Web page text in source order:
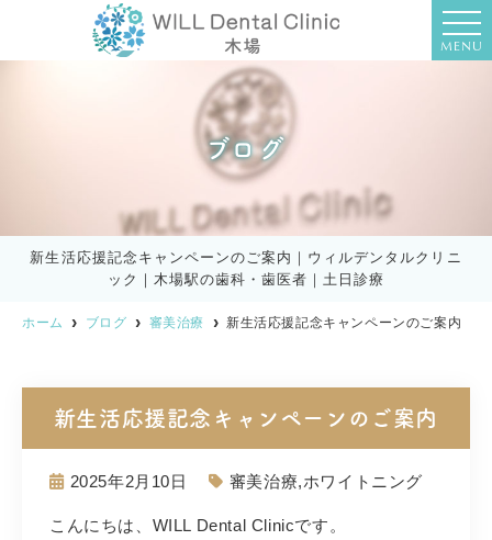
MENU
ブログ
新生活応援記念キャンペーンのご案内｜ウィルデンタルクリニ
ック｜木場駅の歯科・歯医者｜土日診療
ホーム ブログ 審美治療 新生活応援記念キャンペーンのご案内
新生活応援記念キャンペーンのご案内
2025年2月10日 審美治療,ホワイトニング
こんにちは、WILL Dental Clinicです。